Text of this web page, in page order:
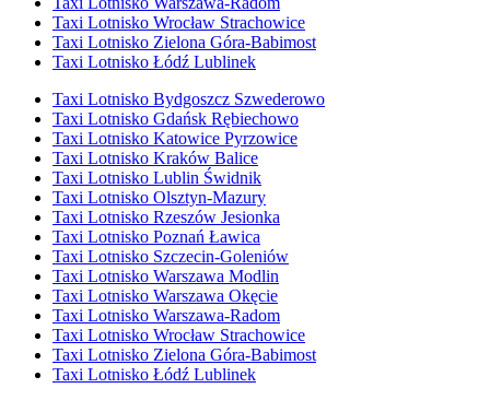
Taxi Lotnisko Wrocław Strachowice
Taxi Lotnisko Zielona Góra-Babimost
Taxi Lotnisko Łódź Lublinek
Taxi Lotnisko Bydgoszcz Szwederowo
Taxi Lotnisko Gdańsk Rębiechowo
Taxi Lotnisko Katowice Pyrzowice
Taxi Lotnisko Kraków Balice
Taxi Lotnisko Lublin Świdnik
Taxi Lotnisko Olsztyn-Mazury
Taxi Lotnisko Rzeszów Jesionka
Taxi Lotnisko Poznań Ławica
Taxi Lotnisko Szczecin-Goleniów
Taxi Lotnisko Warszawa Modlin
Taxi Lotnisko Warszawa Okęcie
Taxi Lotnisko Warszawa-Radom
Taxi Lotnisko Wrocław Strachowice
Taxi Lotnisko Zielona Góra-Babimost
Taxi Lotnisko Łódź Lublinek